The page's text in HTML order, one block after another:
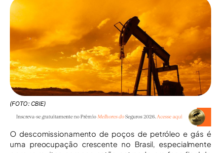
(FOTO: CBIE)
O descomissionamento de poços de petróleo e gás é
uma preocupação crescente no Brasil, especialmente